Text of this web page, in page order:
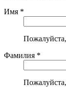
Имя *
Фамилия *